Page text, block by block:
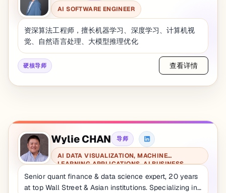
AI SOFTWARE ENGINEER
资深算法工程师，擅长机器学习、深度学习、计算机视
觉、自然语言处理、大模型推理优化
硬核导师 查看详情
Wylie CHAN 导师
AI DATA VISUALIZATION, MACHINE
LEARNING APPLICATIONS, AI BUSINESS
Senior quant finance & data science expert, 20 years
at top Wall Street & Asian institutions. Specializing in